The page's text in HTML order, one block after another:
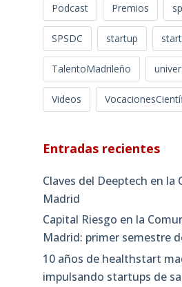
Podcast Premios
SPSDC startup
TalentoMadrileño
Videos
Entradas recientes
Claves del Deeptech en la
Madrid
Capital Riesgo en la
Madrid: primer semestre
10 años de healthstart
impulsando startups de